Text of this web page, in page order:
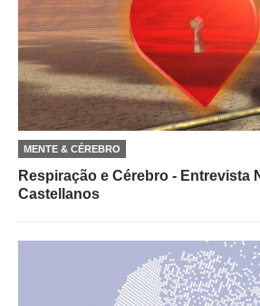
MENTE & CÉREBRO
Respiração e Cérebro - Entrevista
Castellanos